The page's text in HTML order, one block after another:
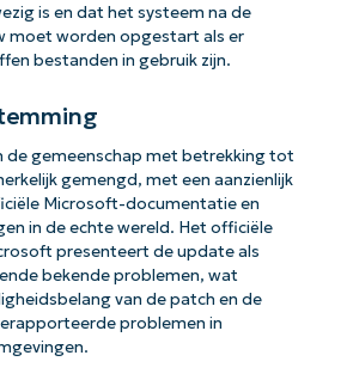
is en dat het systeem na de
moet worden opgestart als er
bestanden in gebruik zijn.
de gemeenschap met betrekking tot
gemengd, met een aanzienlijk
Microsoft-documentatie en
in de echte wereld. Het officiële
presenteert de update als
bekende problemen, wat
van de patch en de
problemen in